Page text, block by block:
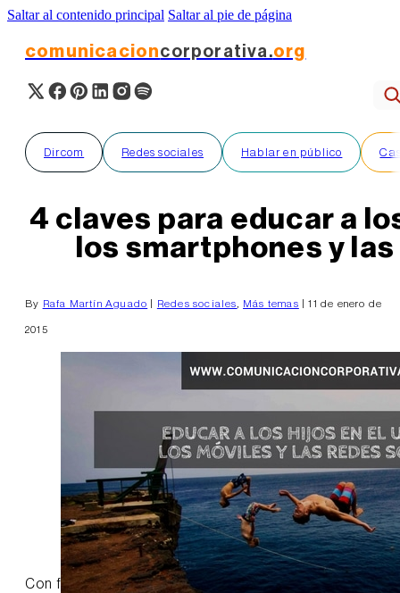
Saltar al contenido principal Saltar al pie de página
comunicacioncorporativa.org
Dircom Redes sociales Hablar en público
4 claves para educar a
los smartphones y
By Rafa Martín Aguado Redes sociales, Más temas | 11 de enero de
2015
Con frecuencia imparto en colegios e institutos una